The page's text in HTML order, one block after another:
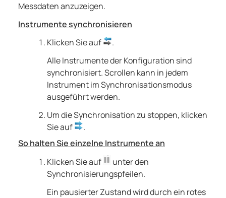
Messdaten anzuzeigen.
Instrumente synchronisieren
Klicken Sie auf
.
Alle Instrumente der Konfiguration sind
synchronisiert. Scrollen kann in jedem
Instrument im Synchronisationsmodus
ausgeführt werden.
Um die Synchronisation zu stoppen, klicken
Sie auf
.
So halten Sie einzelne Instrumente an
Klicken Sie auf
unter den
Synchronisierungspfeilen.
Ein pausierter Zustand wird durch ein rotes